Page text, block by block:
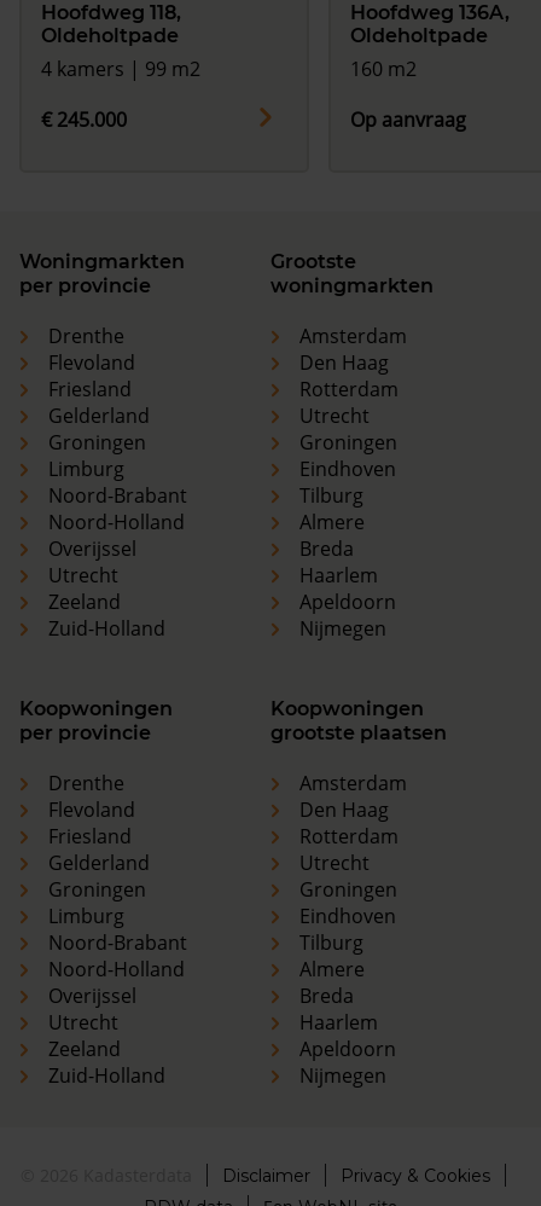
Hoofdweg 118,
Oldeholtpade
4 kamers | 99 m2
€ 245.000
Hoofdweg 136A,
Oldeholtpade
160 m2
Op aanvraag
Woningmarkten
per provincie
Drenthe
Flevoland
Friesland
Gelderland
Groningen
Limburg
Noord-Brabant
Noord-Holland
Overijssel
Utrecht
Zeeland
Zuid-Holland
Grootste
woningmarkten
Amsterdam
Den Haag
Rotterdam
Utrecht
Groningen
Eindhoven
Tilburg
Almere
Breda
Haarlem
Apeldoorn
Nijmegen
Koopwoningen
per provincie
Drenthe
Flevoland
Friesland
Gelderland
Groningen
Limburg
Noord-Brabant
Noord-Holland
Overijssel
Utrecht
Zeeland
Zuid-Holland
Koopwoningen
grootste plaatsen
Amsterdam
Den Haag
Rotterdam
Utrecht
Groningen
Eindhoven
Tilburg
Almere
Breda
Haarlem
Apeldoorn
Nijmegen
Disclaimer
Privacy & Cookies